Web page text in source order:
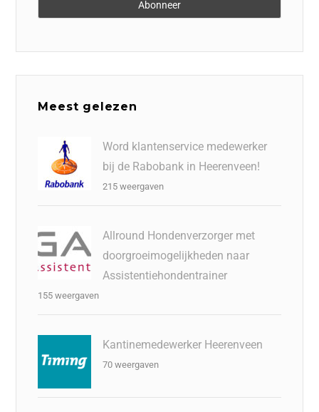
Meest gelezen
Word klantenservice medewerker
bij de Rabobank in Heerenveen!
215 weergaven
Allround Hondenverzorger met
doorgroeimogelijkheden naar
Assistentiehondentrainer
155 weergaven
Kantinemedewerker Heerenveen
70 weergaven